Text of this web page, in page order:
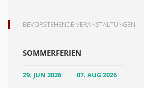
BEVORSTEHENDE VERANSTALTUNGEN
SOMMERFERIEN
29. JUN 2026 07. AUG 2026